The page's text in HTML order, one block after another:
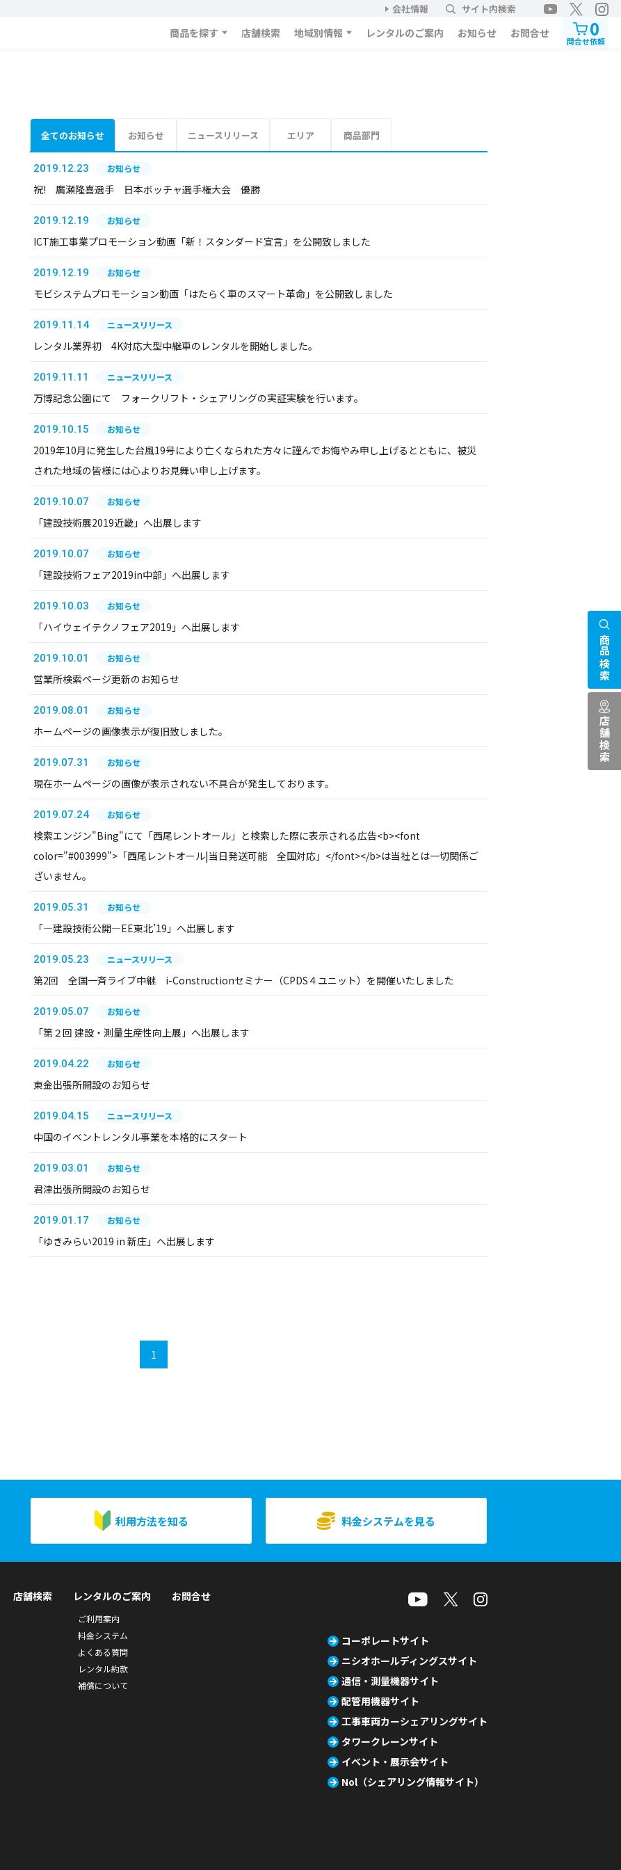
会社情報 サイト内検索
商品を探す 店舗検索 地域別情報 レンタルのご案内 お知らせ お問合せ 0
問合せ依頼
全てのお知らせ お知らせ ニュースリリース エリア 商品部門
2019.12.23 お知らせ
祝! 廣瀬隆喜選手 日本ボッチャ選手権大会 優勝
2019.12.19 お知らせ
ICT施工事業プロモーション動画「新！スタンダード宣言」を公開致しました
2019.12.19 お知らせ
モビシステムプロモーション動画「はたらく車のスマート革命」を公開致しました
2019.11.14 ニュースリリース
レンタル業界初 4K対応大型中継車のレンタルを開始しました。
2019.11.11 ニュースリリース
万博記念公園にて フォークリフト・シェアリングの実証実験を行います。
2019.10.15 お知らせ
2019年10月に発生した台風19号により亡くなられた方々に謹んでお悔やみ申し上げるとともに、被災
された地域の皆様には心よりお見舞い申し上げます。
2019.10.07 お知らせ
「建設技術展2019近畿」へ出展します
2019.10.07 お知らせ
「建設技術フェア2019in中部」へ出展します
2019.10.03 お知らせ
「ハイウェイテクノフェア2019」へ出展します
2019.10.01 お知らせ
営業所検索ページ更新のお知らせ
2019.08.01 お知らせ
ホームページの画像表示が復旧致しました。
2019.07.31 お知らせ
現在ホームページの画像が表示されない不具合が発生しております。
2019.07.24 お知らせ
検索エンジン"Bing"にて「西尾レントオール」と検索した際に表示される広告<b><font
color="#003999">「西尾レントオール|当日発送可能 全国対応」</font></b>は当社とは一切関係ご
ざいません。
2019.05.31 お知らせ
「―建設技術公開―EE東北’19」へ出展します
2019.05.23 ニュースリリース
第2回 全国一斉ライブ中継 i-Constructionセミナー（CPDS４ユニット）を開催いたしました
2019.05.07 お知らせ
「第２回 建設・測量生産性向上展」へ出展します
2019.04.22 お知らせ
東金出張所開設のお知らせ
2019.04.15 ニュースリリース
中国のイベントレンタル事業を本格的にスタート
2019.03.01 お知らせ
君津出張所開設のお知らせ
2019.01.17 お知らせ
「ゆきみらい2019 in 新庄」へ出展します
1
利用方法を知る 料金システムを見る
商品検索
店舗検索
店舗検索 レンタルのご案内
ご利用案内
料金システム
よくある質問
レンタル約款
補償について
お問合せ
コーポレートサイト
ニシオホールディングスサイト
通信・測量機器サイト
配管用機器サイト
工事車両カーシェアリングサイト
タワークレーンサイト
イベント・展示会サイト
Nol（シェアリング情報サイト）